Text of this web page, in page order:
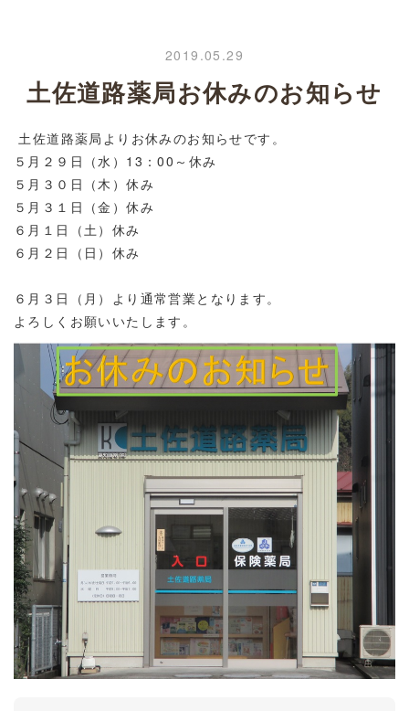
2019.05.29
土佐道路薬局お休みのお知らせ
土佐道路薬局よりお休みのお知らせです。
５月２９日（水）13：00～休み
５月３０日（木）休み
５月３１日（金）休み
６月１日（土）休み
６月２日（日）休み
６月３日（月）より通常営業となります。
よろしくお願いいたします。